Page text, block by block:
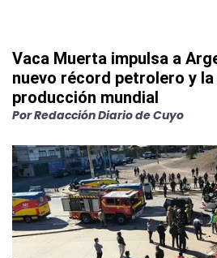
Vaca Muerta impulsa a
nuevo récord petrolero y la
producción mundial
PorRedacción Diario de Cuyo